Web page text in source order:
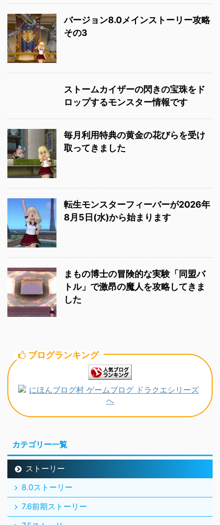
バージョン8.0メインストーリー攻略
その3
ストームカイザーの閃きの宝珠をド
ロップするモンスター情報です
毎月利用特典の黄金の花びらを受け
取ってきました
転生モンスターフィーバーが2026年
8月5日(水)から始まります
まもの博士の冒険的な実験「同盟バ
トル」で激昂の魔人を攻略してきま
した
ブログランキング
カテゴリー一覧
ストーリー
8.0ストーリー
7.6前期ストーリー